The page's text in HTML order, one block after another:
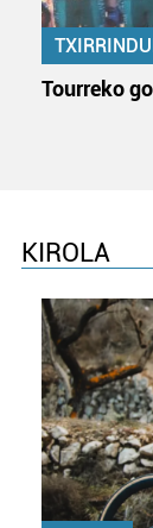
Tourreko
KIROLA